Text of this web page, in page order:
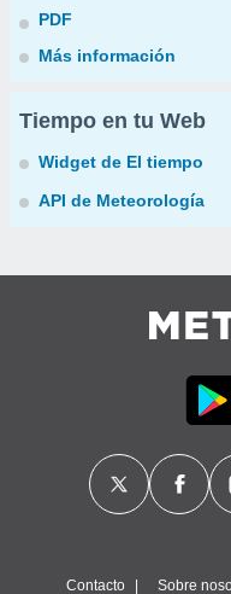
PDF
Más información
Tiempo en tu Web
Widget de El tiempo
API de Meteorología
Contacto Sobre